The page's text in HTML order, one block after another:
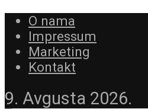
O nama
Impressum
Marketing
Kontakt
9. Avgusta 2026.